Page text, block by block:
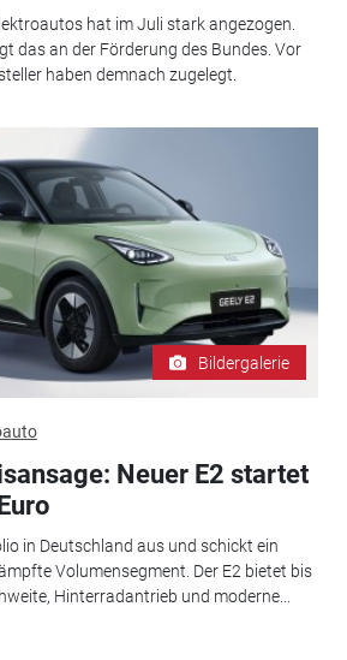
hat im Juli stark angezogen.
das an der Förderung des Bundes. Vor
haben demnach zugelegt.
Bildergalerie
Neuer E2 startet
in Deutschland aus und schickt ein
Volumensegment. Der E2 bietet bis
Hinterradantrieb und moderne...